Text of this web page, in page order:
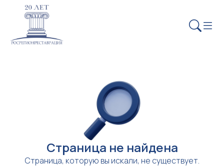
Страница не найдена
Страница, которую вы искали, не существует.